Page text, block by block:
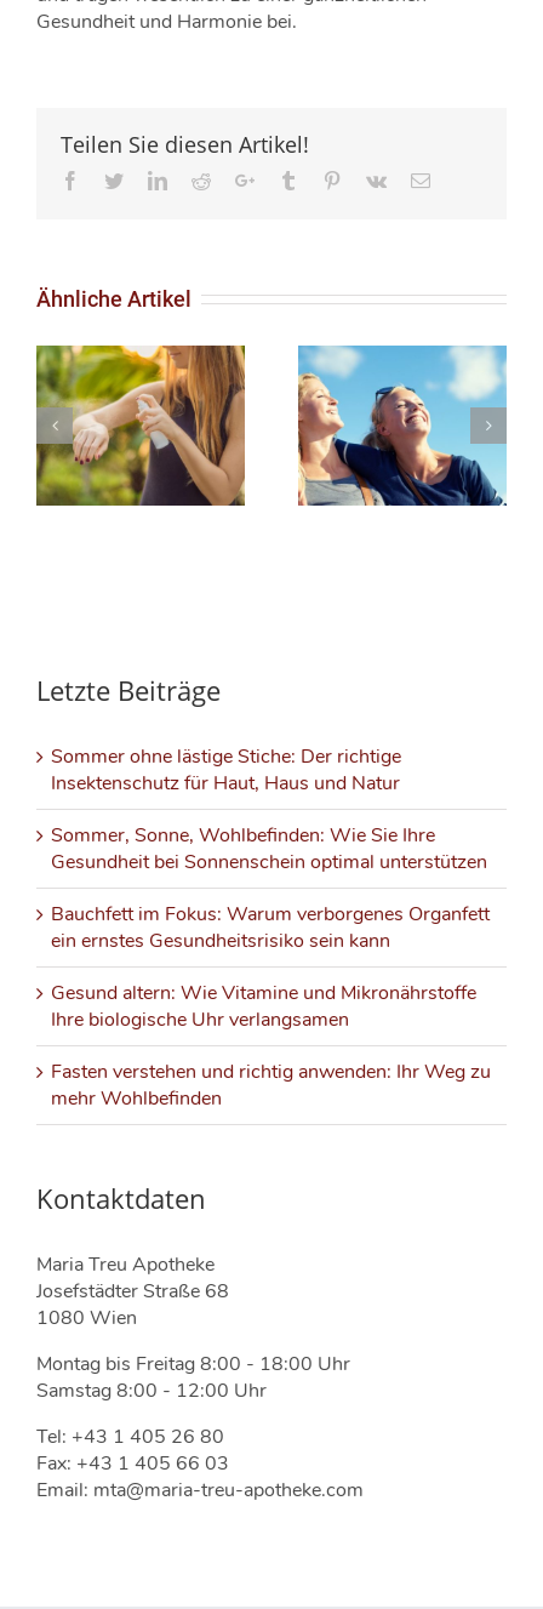
Gesundheit und Harmonie bei.
Teilen Sie diesen Artikel!
Facebook
TwitterLinkedIn
RedditGoogle+Tumblr Pinterest
Vk Email
Ähnliche Artikel
Letzte Beiträge
Sommer ohne lästige Stiche: Der richtige
Insektenschutz für Haut, Haus und Natur
Sommer, Sonne, Wohlbefinden: Wie Sie Ihre
Gesundheit bei Sonnenschein optimal unterstützen
Bauchfett im Fokus: Warum verborgenes Organfett
ein ernstes Gesundheitsrisiko sein kann
Gesund altern: Wie Vitamine und Mikronährstoffe
Ihre biologische Uhr verlangsamen
Fasten verstehen und richtig anwenden: Ihr Weg zu
mehr Wohlbefinden
Kontaktdaten
Maria Treu Apotheke
Josefstädter Straße 68
1080 Wien
Montag bis Freitag 8:00 - 18:00 Uhr
Samstag 8:00 - 12:00 Uhr
Tel: +43 1 405 26 80
Fax: +43 1 405 66 03
Email: mta@maria-treu-apotheke.com